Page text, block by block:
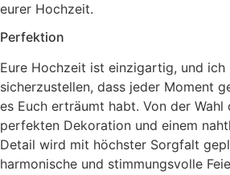
eurer Hochzeit.
Perfektion
Eure Hochzeit ist einzigartig, und ich
sicherzustellen, dass jeder Moment
es Euch erträumt habt. Von der Wahl
perfekten Dekoration und einem
Detail wird mit höchster Sorgfalt
harmonische und stimmungsvolle